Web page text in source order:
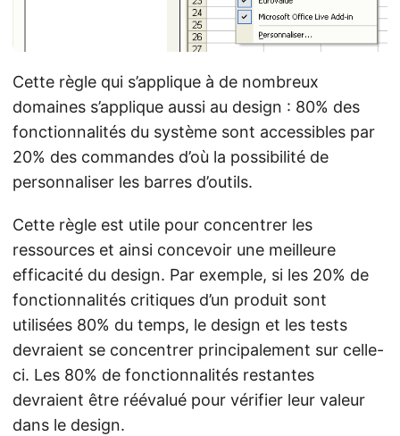
Cette règle qui s’applique à de nombreux
domaines s’applique aussi au design : 80% des
fonctionnalités du système sont accessibles par
20% des commandes d’où la possibilité de
personnaliser les barres d’outils.
Cette règle est utile pour concentrer les
ressources et ainsi concevoir une meilleure
efficacité du design. Par exemple, si les 20% de
fonctionnalités critiques d’un produit sont
utilisées 80% du temps, le design et les tests
devraient se concentrer principalement sur celle-
ci. Les 80% de fonctionnalités restantes
devraient être réévalué pour vérifier leur valeur
dans le design.